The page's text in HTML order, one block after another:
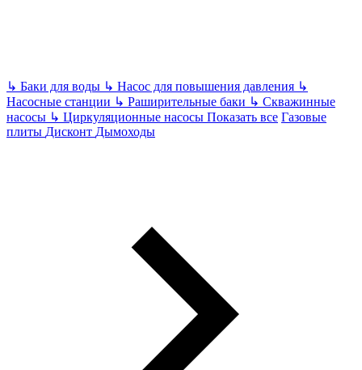
↳ Баки для воды ↳ Насос для повышения давления ↳
Насосные станции ↳ Раширительные баки ↳ Скважинные
насосы ↳ Циркуляционные насосы Показать все Газовые
плиты Дисконт Дымоходы